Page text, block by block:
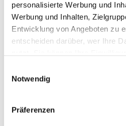
personalisierte Werbung und
Werbung und Inhalten,
Entwicklung von Angeboten zu
entscheiden darüber, wer Ihre
Trigger Symbol ändern oder
Informationen über Ihre
Notwendig
Präferenzen
Filtergewebe Art.86033,
160 cm